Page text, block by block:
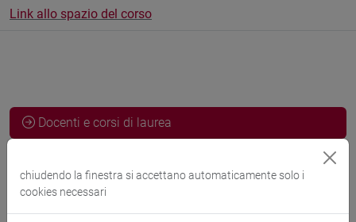
Link allo spazio del corso
Docenti e corsi di laurea
Docenti
chiudendo la finestra si accettano automaticamente solo i
cookies necessari